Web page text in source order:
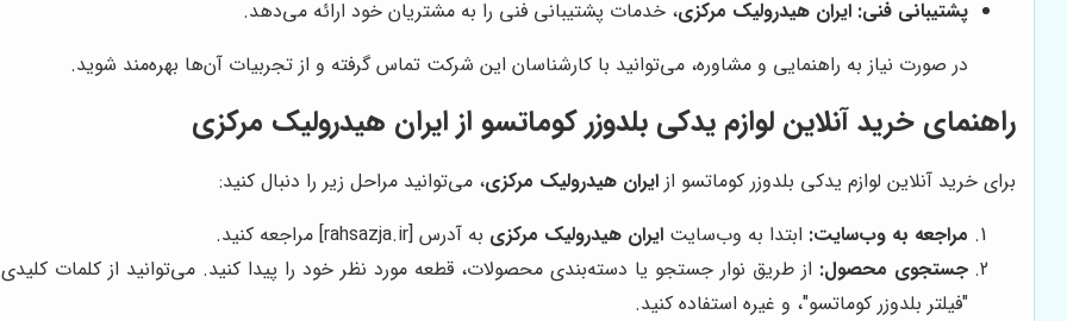
پشتیبانی فنی: ایران هیدرولیک مرکزی، خدمات پشتیبانی فنی را به مشتریان خود ارائه می‌دهد.
در صورت نیاز به راهنمایی و مشاوره، می‌توانید با کارشناسان این شرکت تماس گرفته و از تجربیات آن‌ها بهره‌مند شوید.
راهنمای خرید آنلاین لوازم یدکی بلدوزر کوماتسو ازایران هیدرولیک مرکزی
برای خرید آنلاین لوازم یدکی بلدوزر کوماتسو از ایران هیدرولیک مرکزی، می‌توانید مراحل زیر را دنبال کنید:
مراجعه به وب‌سایت: ابتدا به وب‌سایت ایران هیدرولیک مرکزی به آدرس [rahsazja.ir] مراجعه کنید.
جستجوی محصول: از طریق نوار جستجو یا دسته‌بندی محصولات، قطعه مورد نظر خود را پیدا کنید. می‌توانید از کلمات
"فیلتر بلدوزر کوماتسو"، و غیره استفاده کنید.